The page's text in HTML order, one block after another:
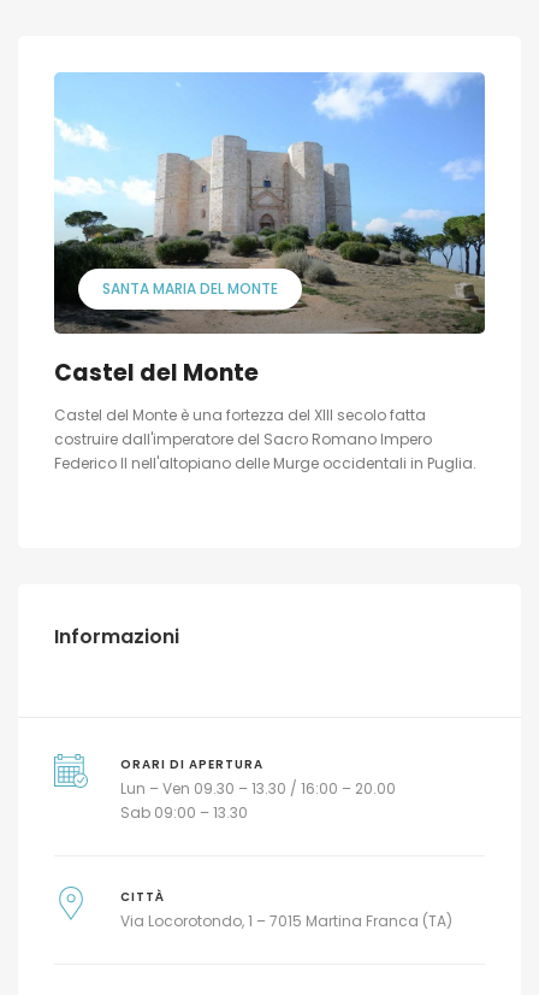
SANTA MARIA DEL MONTE
Castel del Monte
Castel del Monte è una fortezza del XIII secolo fatta
costruire dall'imperatore del Sacro Romano Impero
Federico II nell'altopiano delle Murge occidentali in Puglia.
Informazioni
ORARI DI APERTURA
Lun – Ven 09.30 – 13.30 / 16:00 – 20.00
Sab 09:00 – 13.30
CITTÀ
Via Locorotondo, 1 – 7015 Martina Franca (TA)